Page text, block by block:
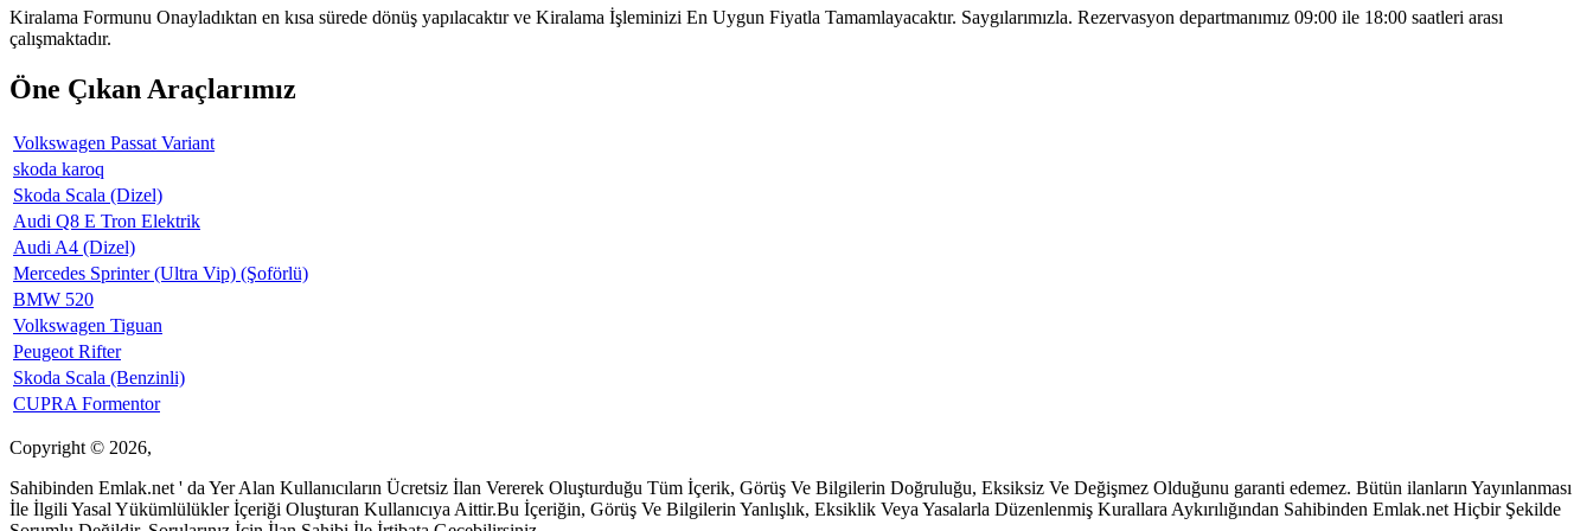
Kiralama Formunu Onayladıktan en kısa sürede dönüş yapılacaktır ve Kiralama İşleminizi En Uygun Fiyatla Tamamlayacaktır. Saygılarımızla. Rezervasyon departmanımız 09:00 ile 18:00 saatleri arası
çalışmaktadır.
Öne Çıkan Araçlarımız
Volkswagen Passat Variant
skoda karoq
Skoda Scala (Dizel)
Audi Q8 E Tron Elektrik
Audi A4 (Dizel)
Mercedes Sprinter (Ultra Vip) (Şoförlü)
BMW 520
Volkswagen Tiguan
Peugeot Rifter
Skoda Scala (Benzinli)
CUPRA Formentor
Copyright © 2026,
Sahibinden Emlak.net ' da Yer Alan Kullanıcıların Ücretsiz İlan Vererek Oluşturduğu Tüm İçerik, Görüş Ve Bilgilerin Doğruluğu, Eksiksiz Ve Değişmez Olduğunu garanti edemez. Bütün ilanların Yayınlanması
İle İlgili Yasal Yükümlülükler İçeriği Oluşturan Kullanıcıya Aittir.Bu İçeriğin, Görüş Ve Bilgilerin Yanlışlık, Eksiklik Veya Yasalarla Düzenlenmiş Kurallara Aykırılığından Sahibinden Emlak.net Hiçbir Şekilde